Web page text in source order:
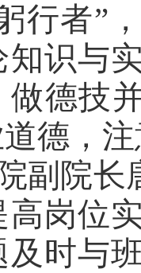
行者”
知识与
德技
德，
副院长
岗位
及时与